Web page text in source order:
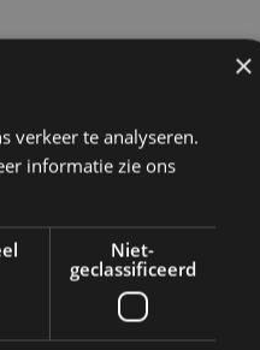
×
verkeer te analyseren.
informatie zie ons
Niet-
geclassificeerd